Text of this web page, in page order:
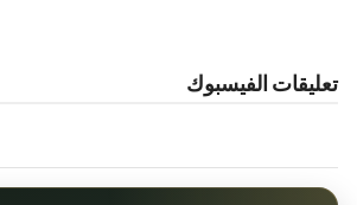
تعليقات الفيسبوك